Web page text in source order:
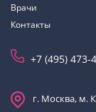
Врачи
Контакты
+7 (495) 473-
г. Москва, м.